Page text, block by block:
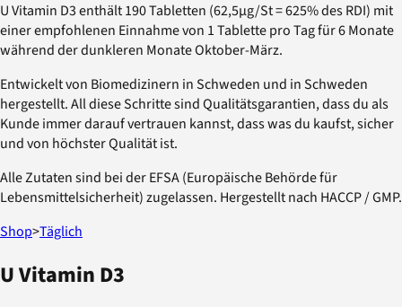
U Vitamin D3 enthält 190 Tabletten (62,5µg/St = 625% des RDI) mit
einer empfohlenen Einnahme von 1 Tablette pro Tag für 6 Monate
während der dunkleren Monate Oktober-März.
Entwickelt von Biomedizinern in Schweden und in Schweden
hergestellt. All diese Schritte sind Qualitätsgarantien, dass du als
Kunde immer darauf vertrauen kannst, dass was du kaufst, sicher
und von höchster Qualität ist.
Alle Zutaten sind bei der EFSA (Europäische Behörde für
Lebensmittelsicherheit) zugelassen. Hergestellt nach HACCP / GMP.
Shop>Täglich
U Vitamin D3